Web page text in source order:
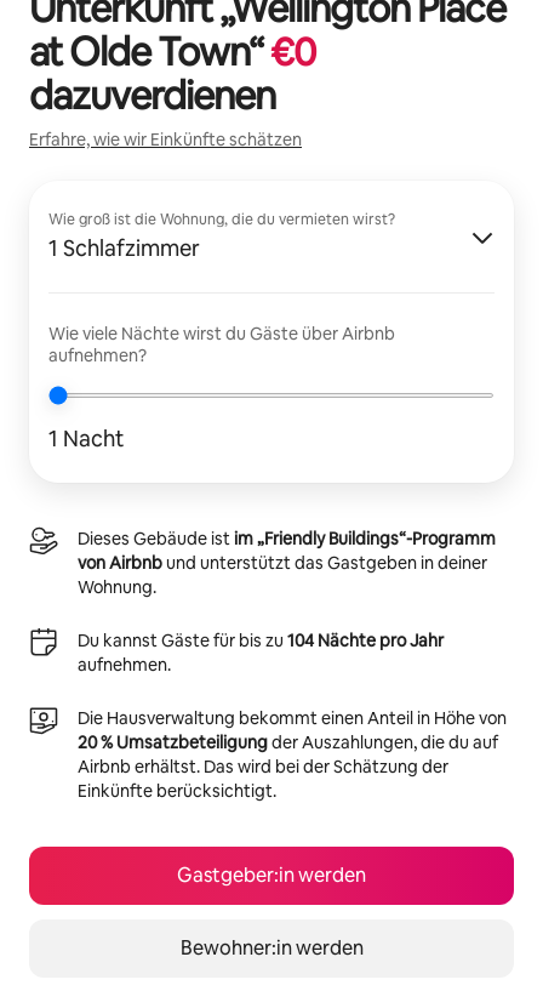
at Olde Town“€0
dazuverdienen
Erfahre, wie wir Einkünfte schätzen
Wie groß ist die Wohnung, die du vermieten wirst?
1 Schlafzimmer
Wie viele Nächte wirst du Gäste über Airbnb
aufnehmen?
1 Nacht
Dieses Gebäude istim „Friendly Buildings“-Programm
von Airbnbund unterstützt das Gastgeben in deiner
Wohnung.
Du kannst Gäste für bis zu 104 Nächte pro Jahr
aufnehmen.
Die Hausverwaltung bekommt einen Anteil in Höhe von
20 % Umsatzbeteiligungder Auszahlungen, die du auf
Airbnb erhältst. Das wird bei der Schätzung der
Einkünfte berücksichtigt.
Gastgeber:in werden
Bewohner:in werden